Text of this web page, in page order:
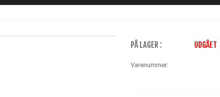
PÅ LAGER : UDGÅET
Varenummer: